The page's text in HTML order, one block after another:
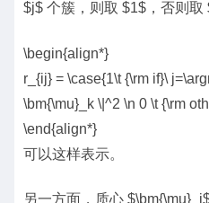
$j$ 个簇，则取 $1$，否则取
\begin{align*}
r_{ij} = \case{1\t {\rm if}\
\bm{\mu}_k \|^2 \n 0 \t {\rm
\end{align*}
可以这样表示。
另一方面，质心